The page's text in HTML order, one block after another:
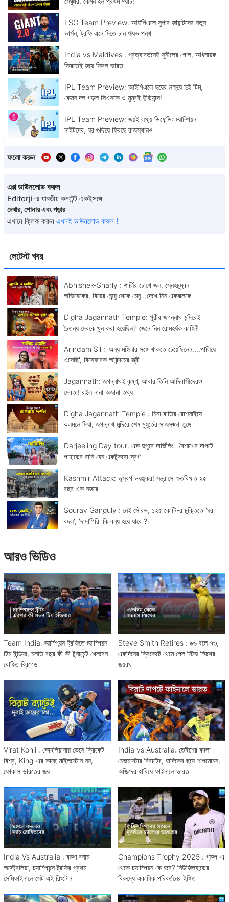
লেটেস্ট খবর
Abhishek-Sharly : শার্লির চোখে জল, স্নেহচুম্বন
অভিষেকের, বিয়ের ভেন্য়ু থেকে মেনু...দেখে নিন একঝলকে
Digha Jagannath Temple: পুরীর জগন্নাথ মন্দিরেই
চৈতন্য দেবকে খুন করা হয়েছিল? জেনে নিন রোমহর্ষক কাহিনী
Arindam Sil : 'অন্য মহিলার সঙ্গে থাকতে চেয়েছিলেন,...পালিয়ে
এসেছি', বিস্ফোরক অরিন্দমের স্ত্রী
Jagannath: জগন্নাথই কৃষ্ণ, আবার তিনি আদিবাসীদেরও
দেবতা! রইল নানা অজানা তথ্য
Digha Jagannath Temple : চিনা বাতির রোশনাইয়ে
ঝলমলে দিঘা, জগন্নাথ মন্দিরে শেষ মুহূর্তের সাজসজ্জা তুঙ্গে
Darjeeling Day tour: এক দুপুরে দার্জিলিং...বৈশাখের দাপটে
পাহাড়ের রানি যেন একটুকরো স্বর্গ
Kashmir Attack: ভূস্বর্গ ভয়ঙ্কর! সন্ত্রাসে ক্ষতবিক্ষত ২৫
বছর এক নজরে
Sourav Ganguly : নেই সৌরভ, ১২৫ কোটি-র চুক্তিতে 'ঘর
বদল', 'দাদাগিরি' কি বন্ধ হয়ে যাবে ?
LSG Team Preview: আইপিএলে সুপার জায়ান্টসের নতুন
ভার্সন, ট্রফি এনে দিতে চান ঋষভ পন্থ
India vs Maldives : প্রত্যাবর্তনেই সুনীলের গোল, অধিনায়ক
ফিরতেই জয়ে ফিরল ভারত
IPL Team Preview: আইপিএলে ছয়ের লক্ষ্য়ে দুই টিম,
কেমন দল গড়ল সিএসকে ও মুম্বই ইন্ডিয়ান্স!
IPL Team Preview: জয়ই লক্ষ্য় ডিফেন্ডিং চ্য়াম্পিয়ন
নাইটদের, ঘর গুছিয়ে ফিরছে রাজস্থানও
ফলো করুন
এপ্প ডাউনলোড করুন
Editorji-র যাবতীয় কনটেন্ট একইসঙ্গে
দেখার, শোনার এবং পড়ার
এখানে ক্লিক করুন এখনই ডাউনলোড করুন !
আরও ভিডিও
Team India: চ্য়াম্পিয়ন্স ট্রফিতে চ্য়াম্পিয়ন
টিম ইন্ডিয়া, চলতি বছর কী কী টুর্নামেন্ট খেলবেন
রোহিত ব্রিগেড
Steve Smith Retires : ৯৬ বলে ৭৩,
একদিনের ক্রিকেটে থেমে গেল স্টিভ স্মিথের
জয়রথ
Virat Kohli : কোহলিয়ানায় ভেসে ক্রিকেট
বিশ্ব, King-এর কাছে মাইলস্টোন নয়,
ফোকাস ভারতের জয়
India vs Australia: তেইশের বদলা
চেজমাস্টার বিরাটের, হার্দিকের ছয়ে শাপমোচন,
অজিদের হারিয়ে ফাইনালে ভারত
India Vs Australia : বরুণ বনাম
অস্ট্রেলিয়া, চ্যাম্পিয়ন্স ট্রফির প্রথম
সেমিফাইনালে সেট এই রিংটোন
Champions Trophy 2025 : গ্রুপ-এ
থেকে চ্যাম্পিয়ন কে হবে? নিউজিল্যান্ডের
বিরুদ্ধে একাধিক পরিবর্তনের ইঙ্গিত